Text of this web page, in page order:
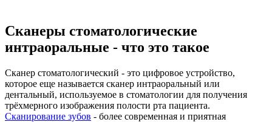
Сканеры стоматологические
интраоральные - что это такое
Сканер стоматологический - это цифровое устройство,
которое еще называется сканер интраоральный или
дентальный, используемое в стоматологии для получения
трёхмерного изображения полости рта пациента.
Сканирование зубов - более современная и приятная